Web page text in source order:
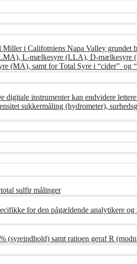
i Califotniens Napa Valley grundet
L-mælkesyre (LLA), D-mælkesyre
(MA), samt for Total Syre i “cider” og
instrumenter kan endvidere
sukkermåling (hydrometer),
sulfir målinger
for den pågældende analytikere
(syreindhold) samt ratioen geraf R